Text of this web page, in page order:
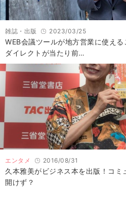
雑誌・出版 2023/03/25
WEB会議ツールが地方営業に使え
ダイレクトが当たり前…
エンタメ 2016/08/31
久本雅美がビジネス本を出版！コミ
開けず？